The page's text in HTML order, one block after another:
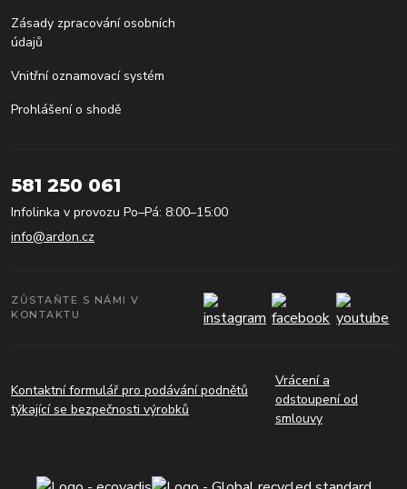
Zásady zpracování osobních
údajů
Vnitřní oznamovací systém
Prohlášení o shodě
581 250 061
Infolinka v provozu Po–Pá: 8:00–15:00
info@ardon.cz
ZŮSTAŇTE S NÁMI V
KONTAKTU
Kontaktní formulář pro podávání podnětů
týkající se bezpečnosti výrobků
Vrácení a
odstoupení od
smlouvy